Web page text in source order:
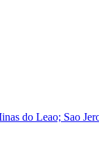
do Leao; Sao